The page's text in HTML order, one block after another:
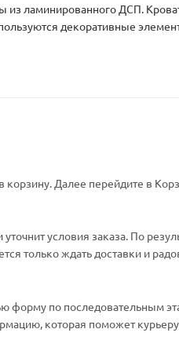
из ламинированного ДСП.
декоративные
корзину. Далее перейдите в
условия заказа. По
только ждать доставки и
форму по последовательным
которая поможет курьеру